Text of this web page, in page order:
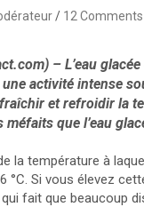
12 Comments
– L’eau
activité intense
et refroidir la
que l’eau
la température à
°C. Si vous élevez
fait que beaucoup